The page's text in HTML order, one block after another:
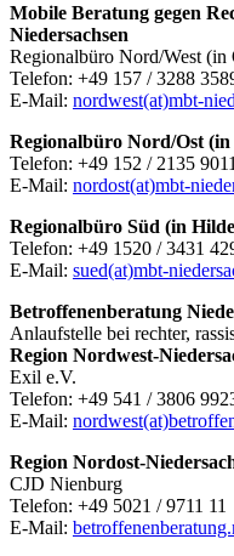
Mobile Beratung gegen
Niedersachsen
Regionalbüro Nord/West (in
Telefon: +49 157 / 3288
E-Mail: nordwest(at)mbt-
Regionalbüro Nord/Ost
Telefon: +49 152 / 2135 9011
E-Mail: nordost(at)mbt-
Regionalbüro Süd (in
Telefon: +49 1520 / 3431
E-Mail: sued(at)mbt-
Betroffenenberatung
Anlaufstelle bei rechter,
Region Nordwest-
Exil e.V.
Telefon: +49 541 / 3806
E-Mail:
Region Nordost-
CJD Nienburg
Telefon: +49 5021 / 9711 11
E-Mail: